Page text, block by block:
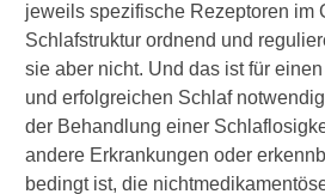
jeweils spezifische Rezeptoren im
Schlafstruktur ordnend und
sie aber nicht. Und das ist für
und erfolgreichen Schlaf
der Behandlung einer
andere Erkrankungen oder
bedingt ist, die
i
t
t
e
l
d
e